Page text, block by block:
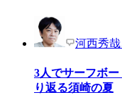
河西秀
3人でサーフボ
り返る須崎の夏